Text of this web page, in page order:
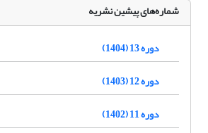
شماره‌های پیشین نشریه
دوره 13 (1404)
دوره 12 (1403)
دوره 11 (1402)